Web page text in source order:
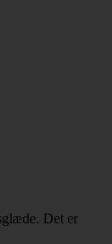
Det er